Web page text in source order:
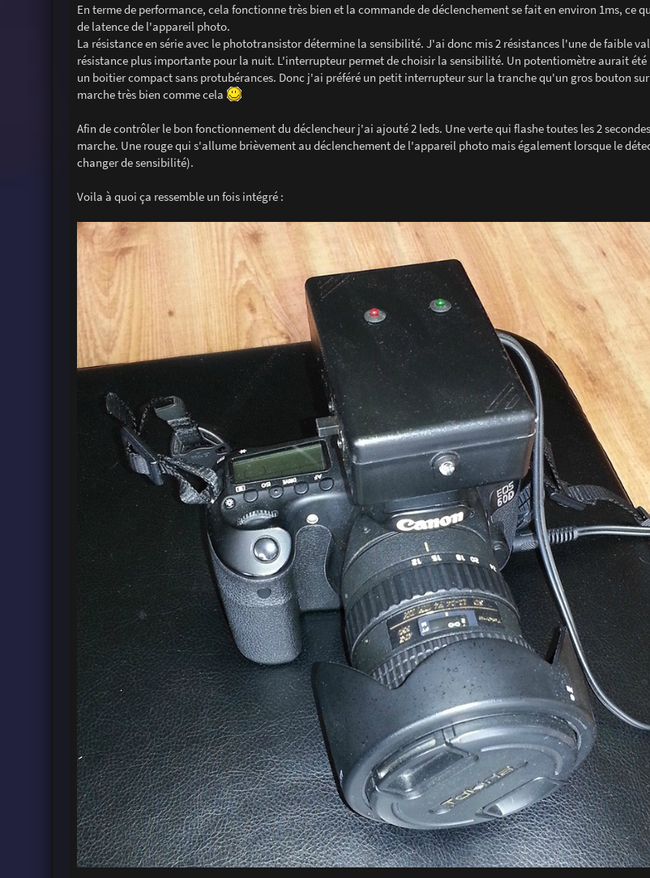
En terme de performance, cela fonctionne très bien et la commande de déclenchement se fait en environ 1ms, ce
de latence de l'appareil photo.
La résistance en série avec le phototransistor détermine la sensibilité. J'ai donc mis 2 résistances l'une de faible
résistance plus importante pour la nuit. L'interrupteur permet de choisir la sensibilité. Un potentiomètre aurait
un boitier compact sans protubérances. Donc j'ai préféré un petit interrupteur sur la tranche qu'un gros bouton
marche très bien comme cela
Afin de contrôler le bon fonctionnement du déclencheur j'ai ajouté 2 leds. Une verte qui flashe toutes les 2
marche. Une rouge qui s'allume brièvement au déclenchement de l'appareil photo mais également lorsque le
changer de sensibilité).
Voila à quoi ça ressemble un fois intégré :